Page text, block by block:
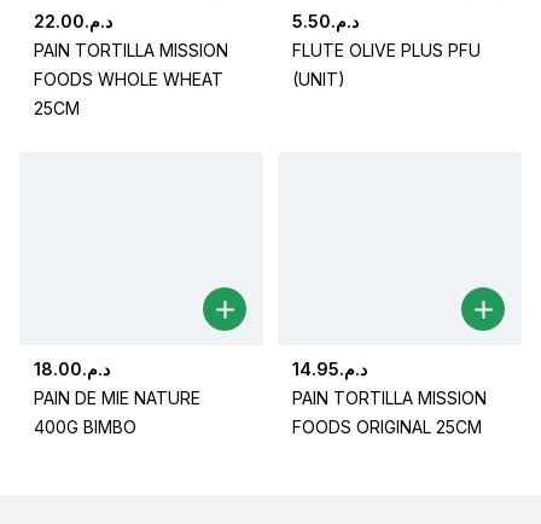
د.م.22.00
PAIN TORTILLA MISSION
FOODS WHOLE WHEAT
25CM
د.م.5.50
FLUTE OLIVE PLUS PFU
(UNIT)
د.م.18.00
PAIN DE MIE NATURE
400G BIMBO
د.م.14.95
PAIN TORTILLA MISSION
FOODS ORIGINAL 25CM